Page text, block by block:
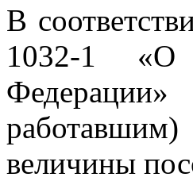
В
1032-1 «О
работавшим)
величины